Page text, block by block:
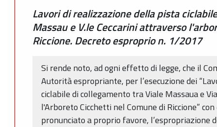
Lavori di realizzazione della pista
Massau e V.le Ceccarini attraverso
Riccione. Decreto esproprio n. 1/2017
Si rende noto, ad ogni effetto di legge, che il
Autorità espropriante, per l’esecuzione dei
ciclabile di collegamento tra Viale Massaua e
l'Arboreto Cicchetti nel Comune di Riccione”
pronunciato a proprio favore, l’espropriazione